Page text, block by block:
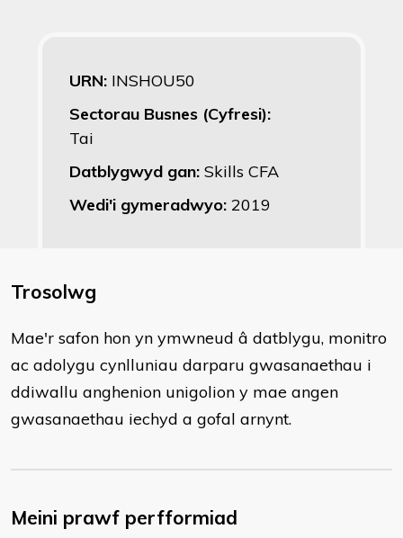
URN: INSHOU50
Sectorau Busnes (Cyfresi):
Tai
Datblygwyd gan: Skills CFA
Wedi'i gymeradwyo: 2019
Trosolwg
Mae'r safon hon yn ymwneud â datblygu, monitro
ac adolygu cynlluniau darparu gwasanaethau i
ddiwallu anghenion unigolion y mae angen
gwasanaethau iechyd a gofal arnynt.
Meini prawf perfformiad